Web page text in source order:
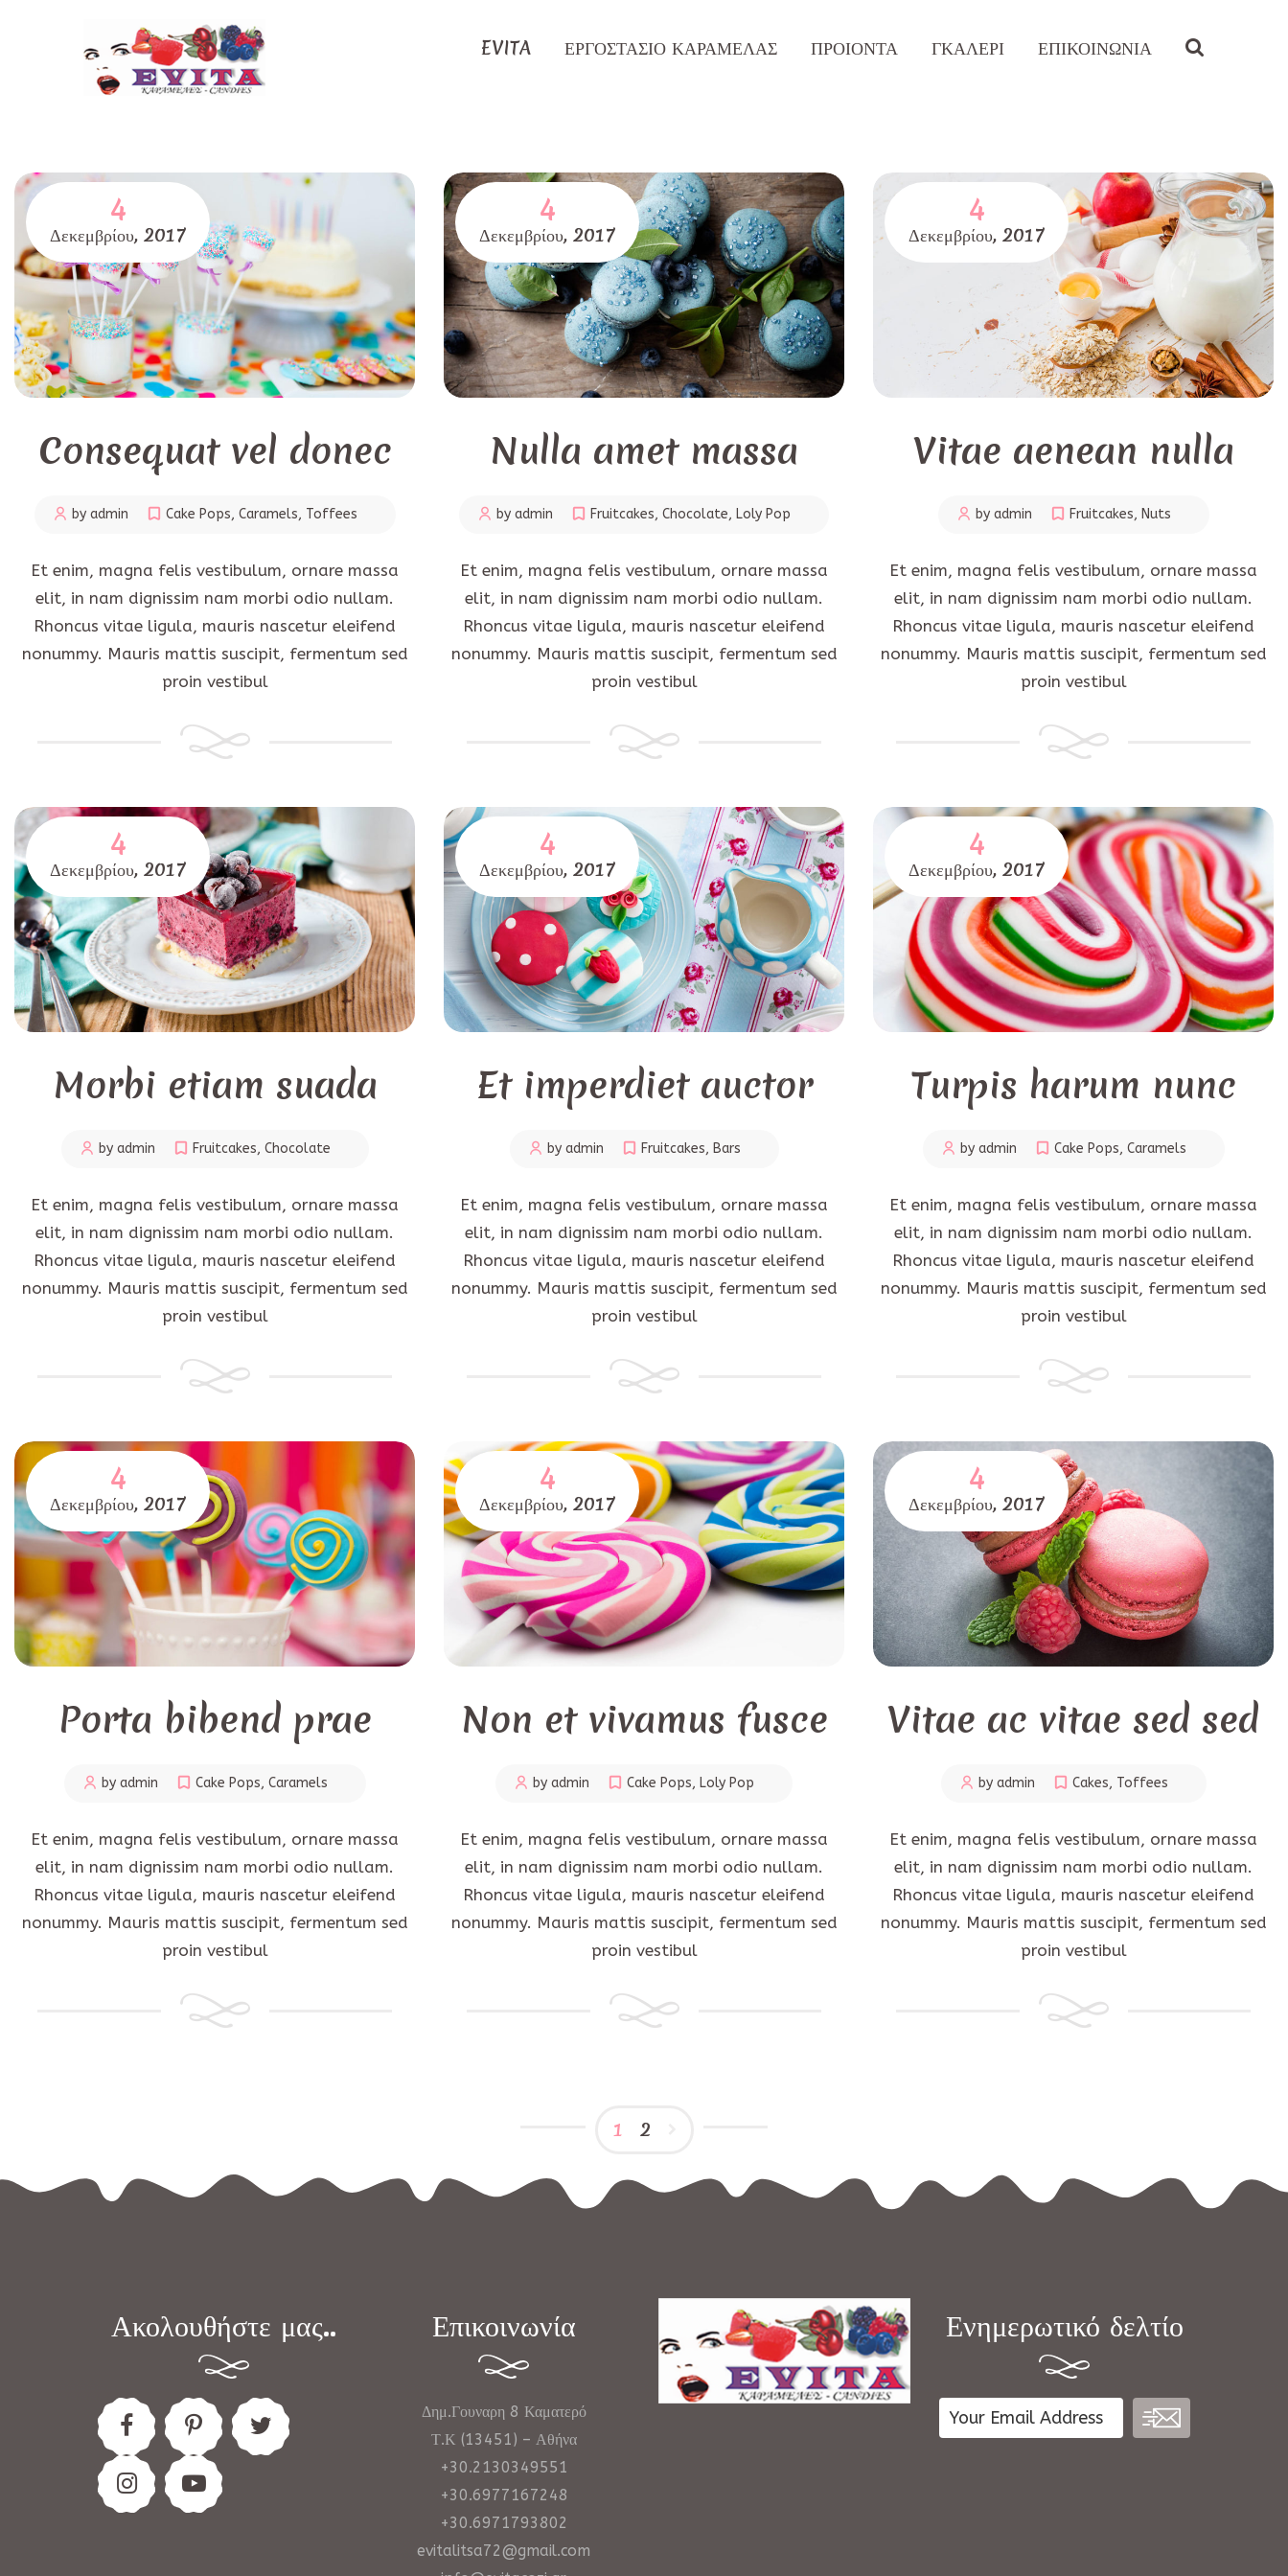
EVITA ΕΡΓΟΣΤΑΣΙΟ ΚΑΡΑΜΕΛΑΣ ΠΡΟΙΟΝΤΑ ΓΚΑΛΕΡΙ ΕΠΙΚΟΙΝΩΝΙΑ
4
Δεκεμβρίου, 2017
Consequat vel donec
by admin Cake Pops, Caramels, Toffees
Et enim, magna felis vestibulum, ornare massa
elit, in nam dignissim nam morbi odio nullam.
Rhoncus vitae ligula, mauris nascetur eleifend
nonummy. Mauris mattis suscipit, fermentum sed
proin vestibul
4
Δεκεμβρίου, 2017
Nulla amet massa
by admin Fruitcakes, Chocolate, Loly Pop
Et enim, magna felis vestibulum, ornare massa
elit, in nam dignissim nam morbi odio nullam.
Rhoncus vitae ligula, mauris nascetur eleifend
nonummy. Mauris mattis suscipit, fermentum sed
proin vestibul
4
Δεκεμβρίου, 2017
Vitae aenean nulla
by admin Fruitcakes, Nuts
Et enim, magna felis vestibulum, ornare massa
elit, in nam dignissim nam morbi odio nullam.
Rhoncus vitae ligula, mauris nascetur eleifend
nonummy. Mauris mattis suscipit, fermentum sed
proin vestibul
4
Δεκεμβρίου, 2017
Morbi etiam suada
by admin Fruitcakes, Chocolate
Et enim, magna felis vestibulum, ornare massa
elit, in nam dignissim nam morbi odio nullam.
Rhoncus vitae ligula, mauris nascetur eleifend
nonummy. Mauris mattis suscipit, fermentum sed
proin vestibul
4
Δεκεμβρίου, 2017
Et imperdiet auctor
by admin Fruitcakes, Bars
Et enim, magna felis vestibulum, ornare massa
elit, in nam dignissim nam morbi odio nullam.
Rhoncus vitae ligula, mauris nascetur eleifend
nonummy. Mauris mattis suscipit, fermentum sed
proin vestibul
4
Δεκεμβρίου, 2017
Turpis harum nunc
by admin Cake Pops, Caramels
Et enim, magna felis vestibulum, ornare massa
elit, in nam dignissim nam morbi odio nullam.
Rhoncus vitae ligula, mauris nascetur eleifend
nonummy. Mauris mattis suscipit, fermentum sed
proin vestibul
4
Δεκεμβρίου, 2017
Porta bibend prae
by admin Cake Pops, Caramels
Et enim, magna felis vestibulum, ornare massa
elit, in nam dignissim nam morbi odio nullam.
Rhoncus vitae ligula, mauris nascetur eleifend
nonummy. Mauris mattis suscipit, fermentum sed
proin vestibul
4
Δεκεμβρίου, 2017
Non et vivamus fusce
by admin Cake Pops, Loly Pop
Et enim, magna felis vestibulum, ornare massa
elit, in nam dignissim nam morbi odio nullam.
Rhoncus vitae ligula, mauris nascetur eleifend
nonummy. Mauris mattis suscipit, fermentum sed
proin vestibul
4
Δεκεμβρίου, 2017
Vitae ac vitae sed sed
by admin Cakes, Toffees
Et enim, magna felis vestibulum, ornare massa
elit, in nam dignissim nam morbi odio nullam.
Rhoncus vitae ligula, mauris nascetur eleifend
nonummy. Mauris mattis suscipit, fermentum sed
proin vestibul
1 2
Ακολουθήστε μας.. Επικοινωνία
Δημ.Γουναρη 8 Καματερό
Τ.Κ (13451) – Αθήνα
+30.2130349551
+30.6977167248
+30.6971793802
evitalitsa72@gmail.com
Ενημερωτικό δελτίο